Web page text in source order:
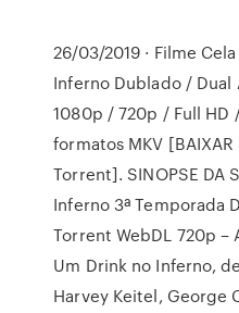
26/03/2019 · Filme
Inferno Dublado / Dual
1080p / 720p / Full HD
formatos MKV [BAIXAR
Torrent]. SINOPSE DA
Inferno 3ª Temporada
Torrent WebDL 720p
Um Drink no Inferno,
Harvey Keitel, George